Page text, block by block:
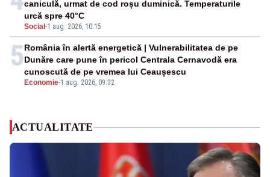
Social -1 aug. 2026, 10:15
caniculă, urmat de cod roșu duminică. Temperaturile
urcă spre 40°C
5
Economie-1 aug. 2026, 09:32
România în alertă energetică | Vulnerabilitatea de pe
Dunăre care pune în pericol Centrala Cernavodă era
cunoscută de pe vremea lui Ceaușescu
ACTUALITATE